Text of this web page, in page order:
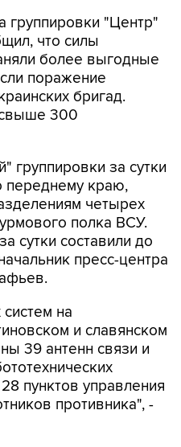
группировки "Центр"
что силы
более выгодные
поражение
бригад.
300
за сутки
переднему краю,
четырех
полка ВСУ.
сутки составили до
пресс-центра
на
и славянском
39 антенн связи и
пунктов управления
противника", -